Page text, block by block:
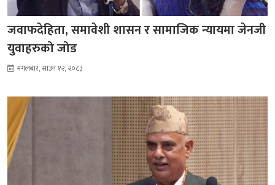
जवाफदेहिता, समावेशी शासन र सामाजिक न्यायमा जेनजी
युवाहरुको जोड
मंगलबार, साउन १२, २०८३